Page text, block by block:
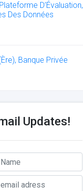
D’Évaluation,
Des Données
Banque Privée
Updates!